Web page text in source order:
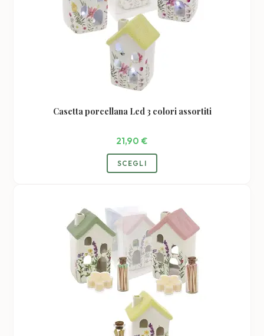
Casetta porcellana Led 3 colori assortiti
21,90 €
SCEGLI